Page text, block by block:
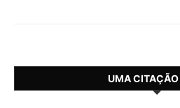
UMA CITAÇÃO